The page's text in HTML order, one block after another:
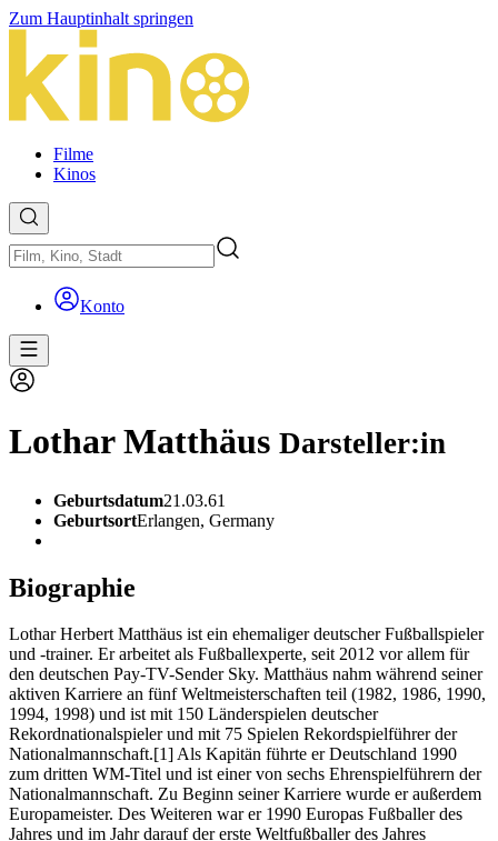
Zum Hauptinhalt springen
Filme
Kinos
Konto
Lothar Matthäus Darsteller:in
Geburtsdatum21.03.61
GeburtsortErlangen, Germany
Biographie
Lothar Herbert Matthäus ist ein ehemaliger deutscher Fußballspieler
und -trainer. Er arbeitet als Fußballexperte, seit 2012 vor allem für
den deutschen Pay-TV-Sender Sky. Matthäus nahm während seiner
aktiven Karriere an fünf Weltmeisterschaften teil (1982, 1986, 1990,
1994, 1998) und ist mit 150 Länderspielen deutscher
Rekordnationalspieler und mit 75 Spielen Rekordspielführer der
Nationalmannschaft.[1] Als Kapitän führte er Deutschland 1990
zum dritten WM-Titel und ist einer von sechs Ehrenspielführern der
Nationalmannschaft. Zu Beginn seiner Karriere wurde er außerdem
Europameister. Des Weiteren war er 1990 Europas Fußballer des
Jahres und im Jahr darauf der erste Weltfußballer des Jahres